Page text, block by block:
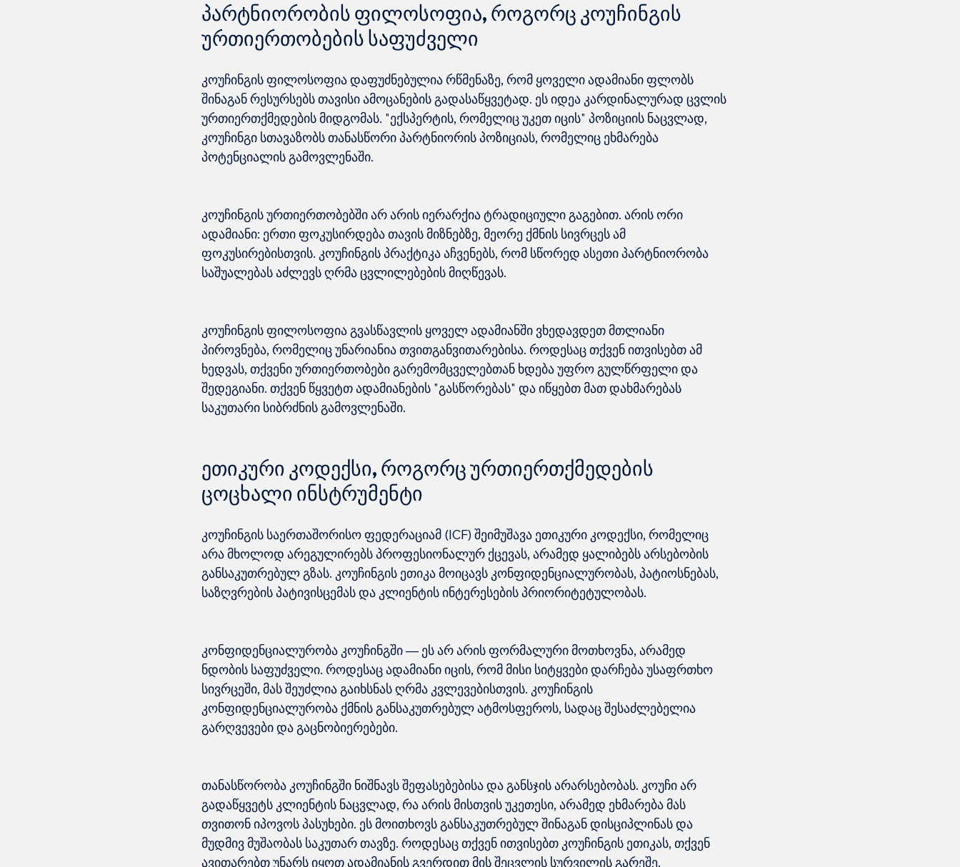
პარტნიორობის ფილოსოფია, როგორც კოუჩინგის
ურთიერთობების საფუძველი
კოუჩინგის ფილოსოფია დაფუძნებულია რწმენაზე, რომ ყოველი ადამიანი ფლობს
შინაგან რესურსებს თავისი ამოცანების გადასაწყვეტად. ეს იდეა კარდინალურად ცვლის
ურთიერთქმედების მიდგომას. "ექსპერტის, რომელიც უკეთ იცის" პოზიციის ნაცვლად,
კოუჩინგი სთავაზობს თანასწორი პარტნიორის პოზიციას, რომელიც ეხმარება
კოუჩინგის ურთიერთობებში არ არის იერარქია ტრადიციული გაგებით. არის ორი
ადამიანი: ერთი ფოკუსირდება თავის მიზნებზე, მეორე ქმნის სივრცეს ამ
ფოკუსირებისთვის. კოუჩინგის პრაქტიკა აჩვენებს, რომ სწორედ ასეთი პარტნიორობა
კოუჩინგის ფილოსოფია გვასწავლის ყოველ ადამიანში ვხედავდეთ მთლიანი
პიროვნება, რომელიც უნარიანია თვითგანვითარებისა. როდესაც თქვენ ითვისებთ ამ
ხედვას, თქვენი ურთიერთობები გარემომცველებთან ხდება უფრო გულწრფელი და
შედეგიანი. თქვენ წყვეტთ ადამიანების "გასწორებას" და იწყებთ მათ დახმარებას
ეთიკური კოდექსი, როგორც ურთიერთქმედების
ცოცხალი ინსტრუმენტი
კოუჩინგის საერთაშორისო ფედერაციამ (ICF) შეიმუშავა ეთიკური კოდექსი, რომელიც
არა მხოლოდ არეგულირებს პროფესიონალურ ქცევას, არამედ ყალიბებს არსებობის
განსაკუთრებულ გზას. კოუჩინგის ეთიკა მოიცავს კონფიდენციალურობას, პატიოსნებას,
კონფიდენციალურობა კოუჩინგში — ეს არ არის ფორმალური მოთხოვნა, არამედ
ნდობის საფუძველი. როდესაც ადამიანი იცის, რომ მისი სიტყვები დარჩება უსაფრთხო
სივრცეში, მას შეუძლია გაიხსნას ღრმა კვლევებისთვის. კოუჩინგის
კონფიდენციალურობა ქმნის განსაკუთრებულ ატმოსფეროს, სადაც შესაძლებელია
თანასწორობა კოუჩინგში ნიშნავს შეფასებებისა და განსჯის არარსებობას. კოუჩი არ
გადაწყვეტს კლიენტის ნაცვლად, რა არის მისთვის უკეთესი, არამედ ეხმარება მას
თვითონ იპოვოს პასუხები. ეს მოითხოვს განსაკუთრებულ შინაგან დისციპლინას და
მუდმივ მუშაობას საკუთარ თავზე. როდესაც თქვენ ითვისებთ კოუჩინგის ეთიკას, თქვენ